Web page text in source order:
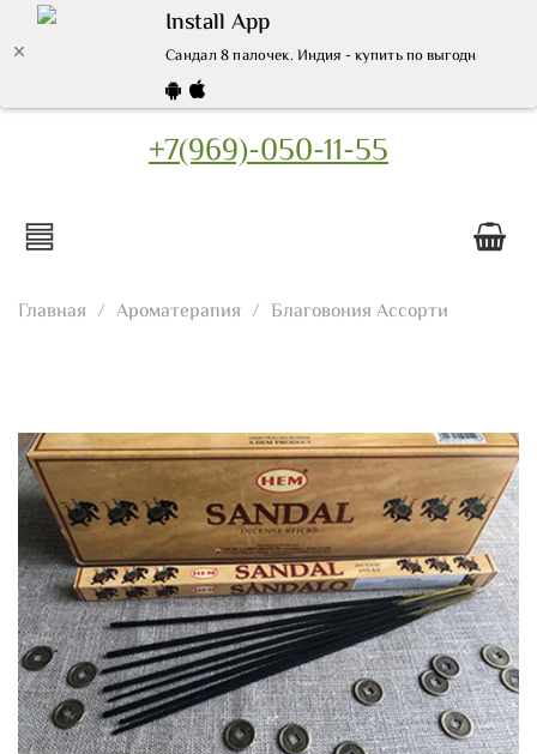
Install App
Сандал 8 палочек. Индия - купить по выгодной
+7(969)-050-11-55
Главная Ароматерапия Благовония Ассорти